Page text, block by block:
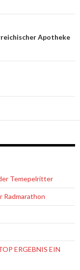
Apotheke
Temepelritter
Radmarathon
ERGEBNIS EIN